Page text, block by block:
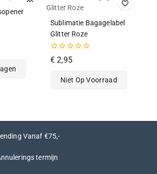
Sublimatie Bagagelabel
Glitter Roze
0
van
€ 2,95
Niet Op Voorraad
Vanaf €75,-
termijn